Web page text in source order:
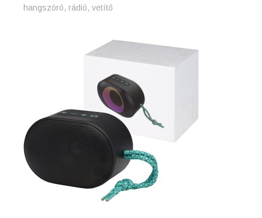
hangszóró, rádió, vetítő